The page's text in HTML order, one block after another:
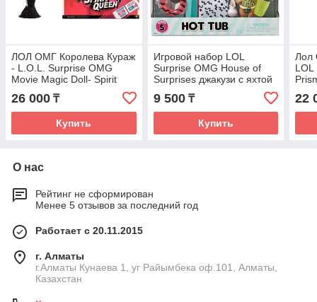
ЛОЛ ОМГ Королева Кураж
- L.O.L. Surprise OMG
Movie Magic Doll- Spirit
26 000 ₸
Купить
Игровой набор LOL
Surprise OMG House of
Surprises джакузи с яхтой
и 8 сюрпризами
9 500₸
Купить
Лол
LOL
22
О нас
Рейтинг не сформирован
Менее 5 отзывов за последний год
Работает с 20.11.2015
г. Алматы
г.Алматы Кунаева 1, уг Райымбека оф.101, Алматы,
Казахстан